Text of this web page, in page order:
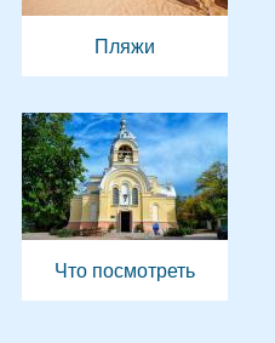
Пляжи
Что посмотреть